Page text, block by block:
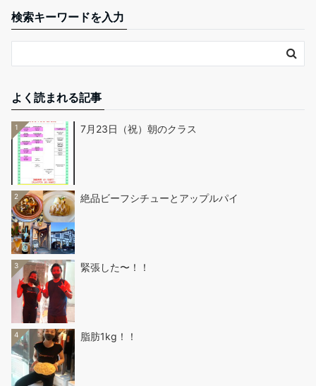
検索キーワードを入力
よく読まれる記事
1 7月23日（祝）朝のクラス
2 絶品ビーフシチューとアップルパイ
3 緊張した〜！！
4 脂肪1kg！！